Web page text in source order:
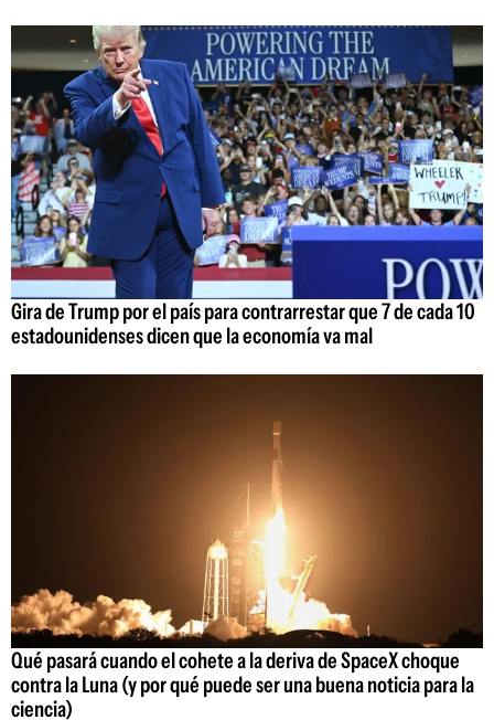
Gira de Trump por el país para contrarrestar que 7 de cada 10
estadounidenses dicen que la economía va mal
Qué pasará cuando el cohete a la deriva de SpaceX choque
contra la Luna (y por qué puede ser una buena noticia para la
ciencia)